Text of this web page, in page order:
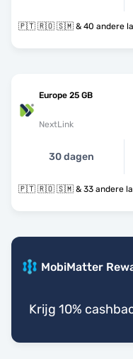
🇵🇹 🇷🇴 🇸🇲 & 40
Europe 25 GB
NextLink
30 dagen
🇵🇹 🇷🇴 🇸🇲 & 33
MobiMatter
Krijg 10%